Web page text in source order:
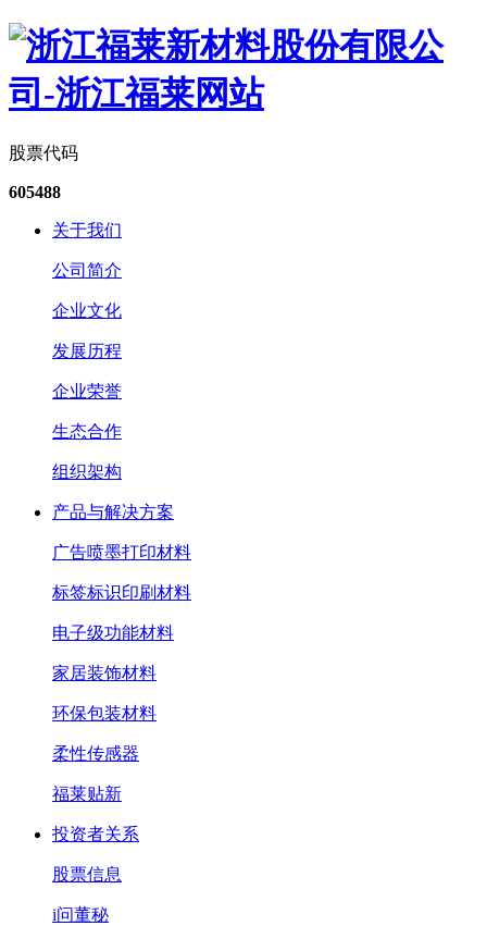
股票代码
605488
关于我们
公司简介
企业文化
发展历程
企业荣誉
生态合作
组织架构
产品与解决方案
广告喷墨打印材料
标签标识印刷材料
电子级功能材料
家居装饰材料
环保包装材料
柔性传感器
福莱贴新
投资者关系
股票信息
i问董秘